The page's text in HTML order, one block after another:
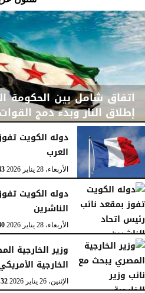
اتفاق شامل بين الحكومة
إطلاق النار وبدء دمج
الجمعة، 30 يناير 2026 06:08 مـ
دوله الكويت
العرب
الأربعاء، 28 يناير 2026
دوله الكويت
الناشرين
الأربعاء، 28 يناير 2026
وزير الخارجية
الخارجية
الإثنين، 26 يناير 2026